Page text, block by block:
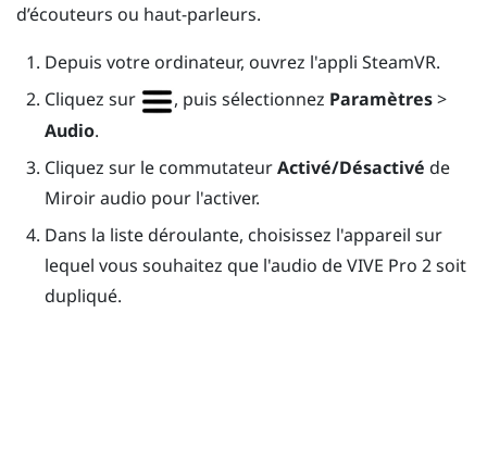
d’écouteurs ou haut-parleurs.
Depuis votre ordinateur, ouvrez l'appli SteamVR.
Cliquez sur
, puis sélectionnez Paramètres>
Audio.
Cliquez sur le commutateurActivé/Désactivé de
Miroir audio pour l'activer.
Dans la liste déroulante, choisissez l'appareil sur
lequel vous souhaitez que l'audio deVIVE Pro 2soit
dupliqué.